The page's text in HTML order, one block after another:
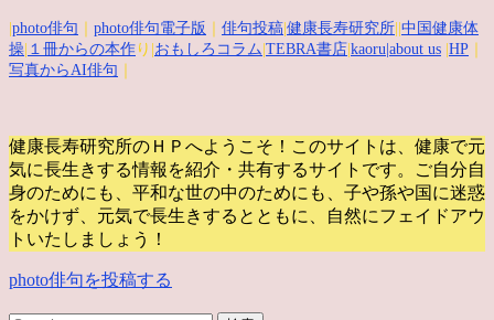
photo俳句 photo俳句電子版 俳句投稿 健康長寿研究所 中国健康体
操 １冊からの本作 り| おもしろコラム TEBRA書店 kaoru |about us HP
写真からAI俳句
健康長寿研究所のＨＰへようこそ！このサイトは、健康で元
気に長生きする情報を紹介・共有するサイトです。
ご自分自
身のためにも、平和な世の中のためにも、子や孫や国に迷惑
をかけず、元気で長生きするとともに、自然にフェイドアウ
トいたしましょう！
photo俳句を投稿する